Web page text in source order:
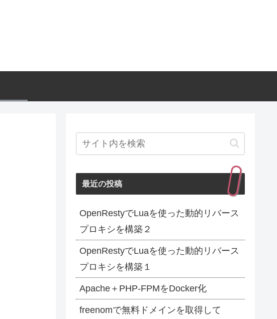
最近の投稿
OpenRestyでLuaを使った動的リバース
プロキシを構築２
OpenRestyでLuaを使った動的リバース
プロキシを構築１
Apache＋PHP-FPMをDocker化
freenomで無料ドメインを取得して